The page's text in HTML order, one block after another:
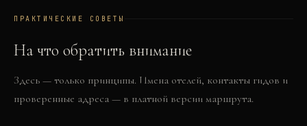
ПРАКТИЧЕСКИЕ СОВЕТЫ
На что обратить внимание
Здесь — только принципы. Имена отелей, контакты гидов и
проверенные адреса — в платной версии маршрута.